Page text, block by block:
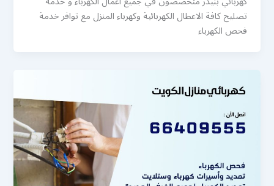
تصليح كافة الاعطال الكهربائية وكهرباء المنزل مع توافر خدمة
فحص الكهرباء